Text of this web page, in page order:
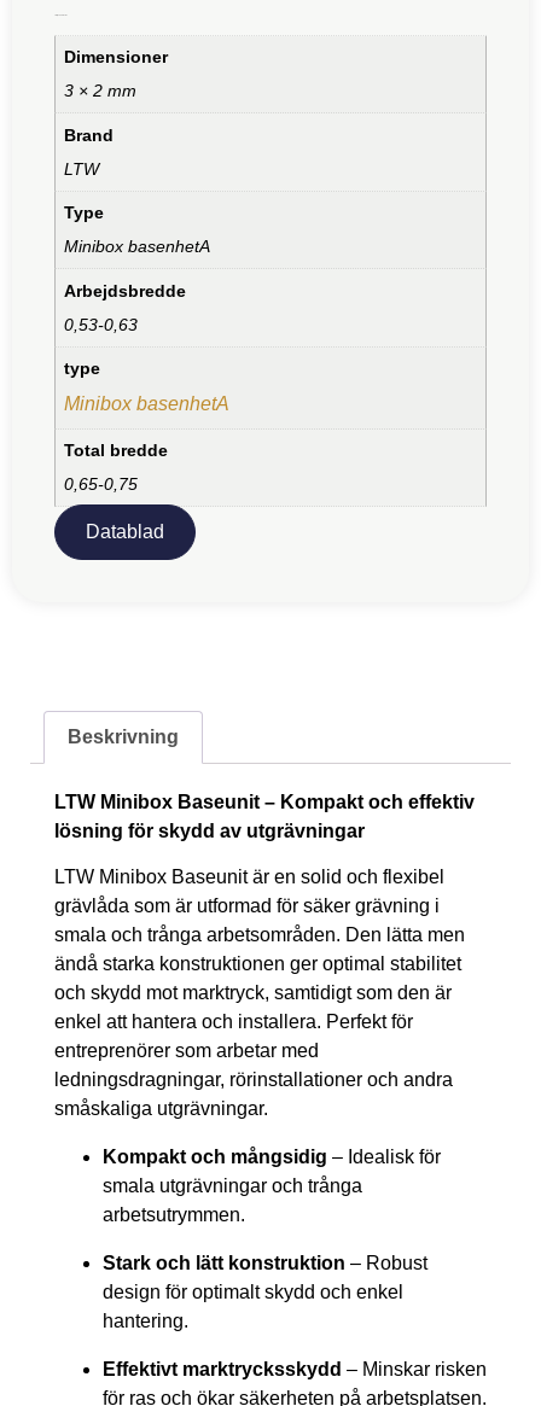
Dimensioner
3 × 2 mm
Brand
LTW
Type
Minibox basenhetA
Arbejdsbredde
0,53-0,63
type
Minibox basenhetA
Total bredde
0,65-0,75
Datablad
Beskrivning
LTW Minibox Baseunit – Kompakt och effektiv
lösning för skydd av utgrävningar
LTW Minibox Baseunit är en solid och flexibel
grävlåda som är utformad för säker grävning i
smala och trånga arbetsområden. Den lätta men
ändå starka konstruktionen ger optimal stabilitet
och skydd mot marktryck, samtidigt som den är
enkel att hantera och installera. Perfekt för
entreprenörer som arbetar med
ledningsdragningar, rörinstallationer och andra
småskaliga utgrävningar.
Kompakt och mångsidig – Idealisk för
smala utgrävningar och trånga
arbetsutrymmen.
Stark och lätt konstruktion – Robust
design för optimalt skydd och enkel
hantering.
Effektivt marktrycksskydd – Minskar risken
för ras och ökar säkerheten på arbetsplatsen.